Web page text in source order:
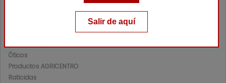
Nutraceuticos Animales Compañia
Nutracéuticos Ganadería
Óticos
Productos AGRICENTRO
Raticidas
Salir de aquí